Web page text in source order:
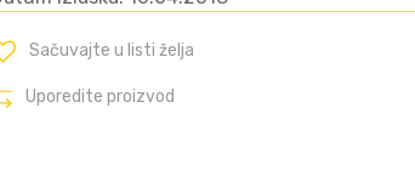
Sačuvajte u listi želja
Uporedite proizvod